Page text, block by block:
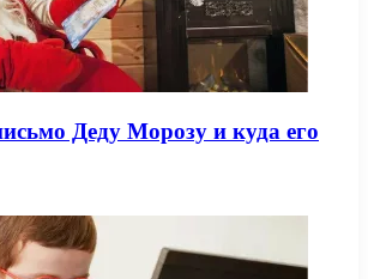
Деду Морозу и куда его